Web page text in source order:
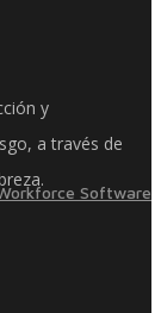
Software
y
a través de